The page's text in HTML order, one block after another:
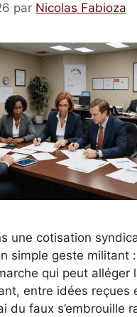
par Nicolas Fabioza
une cotisation
simple geste militant :
qui peut alléger
entre idées reçues
du faux s’embrouille